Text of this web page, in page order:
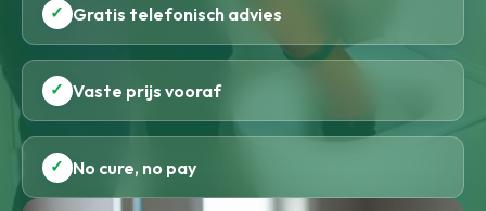
✓ Gratis telefonisch advies
✓ Vaste prijs vooraf
✓ No cure, no pay